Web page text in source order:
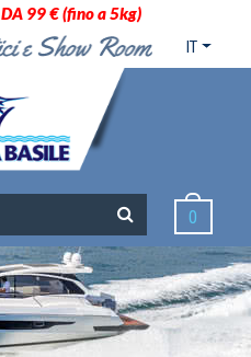
DA 99 € (fino a 5kg)
IT
0